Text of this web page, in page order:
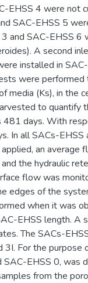
EHSS 4 were not
SAC-EHSS 5
and SAC-EHSS
A second
installed in
were
media (Ks), in the
to quantify
days. With
In all SACs-EHSS
an average
the hydraulic
flow was
edges of the
when it was
EHSS length. A
The SACs-
3I. For the purpose
SAC-EHSS 0, was
from the